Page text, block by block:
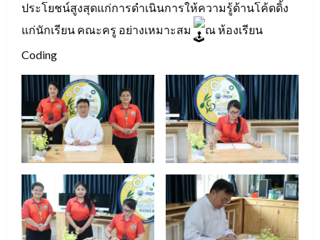
ประโยชน์สูงสุดแก่การดำเนินการให้ความรู้ด้านโค้ดดิ้ง
แก่นักเรียน คณะครู อย่างเหมาะสม
ณ ห้องเรียน
Coding